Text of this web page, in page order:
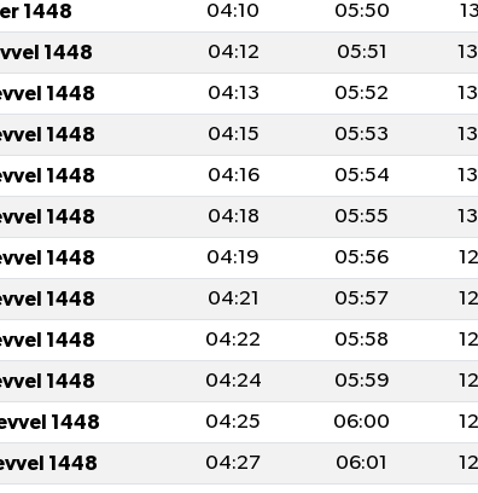
1448 04:10 05:50
1448 04:12 05:51
1448 04:13 05:52
1448 04:15 05:53
1448 04:16 05:54
1448 04:18 05:55
1448 04:19 05:56
1448 04:21 05:57
1448 04:22 05:58
1448 04:24 05:59
1448 04:25 06:00
1448 04:27 06:01